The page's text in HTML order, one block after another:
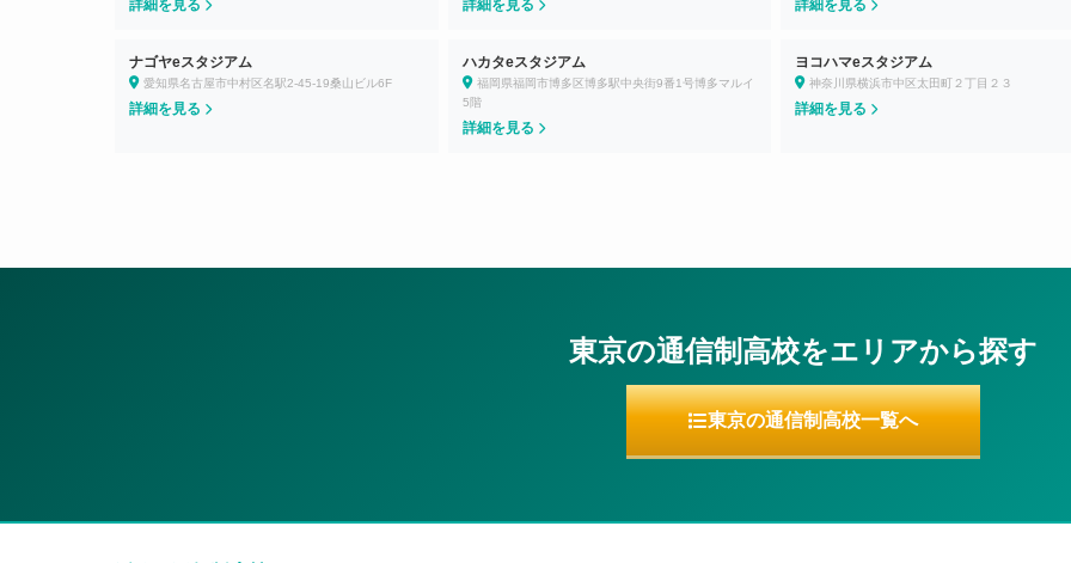
詳細を見る 詳細を見る 詳細を見る
ナゴヤeスタジアム
愛知県名古屋市中村区名駅2-45-19桑山ビル6F
詳細を見る
ハカタeスタジアム
福岡県福岡市博多区博多駅中央街9番1号博多マルイ
5階
詳細を見る
ヨコハマeスタジアム
神奈川県横浜市中区太田町２丁目２３
詳細を見る
東京の通信制高校をエリアから探す
東京の通信制高校一覧へ